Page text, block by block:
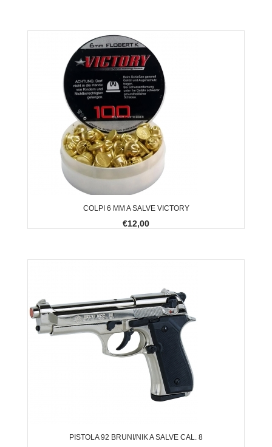
COLPI 6 MM A SALVE VICTORY
€12,00
PISTOLA 92 BRUNI/NIK A SALVE CAL. 8